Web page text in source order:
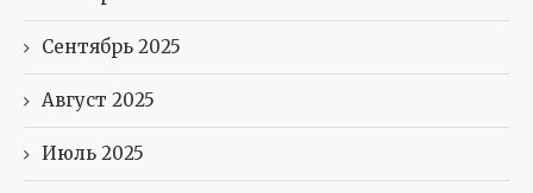
Сентябрь 2025
Август 2025
Июль 2025